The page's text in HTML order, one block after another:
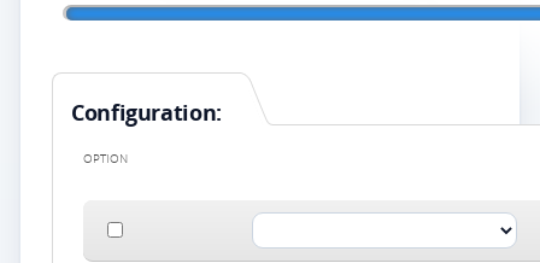
Configuration:
OPTION